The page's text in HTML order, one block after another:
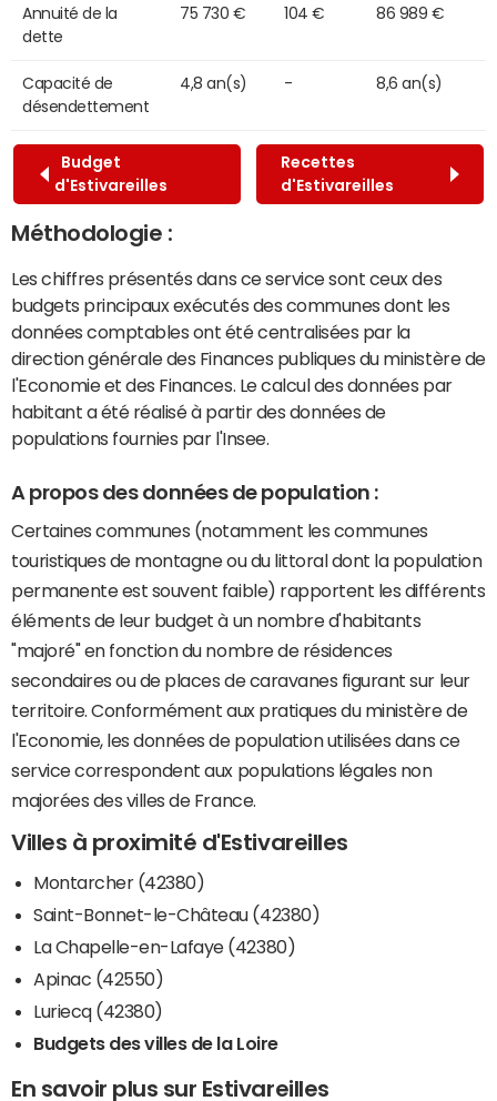
Annuité de la
dette
75 730 € 104 € 86 989 €
Capacité de
désendettement
4,8 an(s) - 8,6 an(s)
Budget
d'Estivareilles
Recettes
d'Estivareilles
Méthodologie :
Les chiffres présentés dans ce service sont ceux des
budgets principaux exécutés des communes dont les
données comptables ont été centralisées par la
direction générale des Finances publiques du ministère de
l'Economie et des Finances. Le calcul des données par
habitant a été réalisé à partir des données de
populations fournies par l'Insee.
A propos des données de population :
Certaines communes (notamment les communes
touristiques de montagne ou du littoral dont la population
permanente est souvent faible) rapportent les différents
éléments de leur budget à un nombre d'habitants
"majoré" en fonction du nombre de résidences
secondaires ou de places de caravanes figurant sur leur
territoire. Conformément aux pratiques du ministère de
l'Economie, les données de population utilisées dans ce
service correspondent aux populations légales non
majorées des villes de France.
Villes à proximité d'Estivareilles
Montarcher (42380)
Saint-Bonnet-le-Château (42380)
La Chapelle-en-Lafaye (42380)
Apinac (42550)
Luriecq (42380)
Budgets des villes de la Loire
En savoir plus sur Estivareilles